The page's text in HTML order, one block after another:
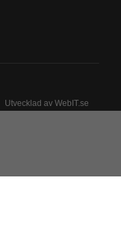
Utvecklad av WebIT.se